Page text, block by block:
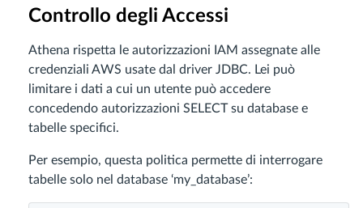
Controllo degli Accessi
Athena rispetta le autorizzazioni IAM assegnate alle
credenziali AWS usate dal driver JDBC. Lei può
limitare i dati a cui un utente può accedere
concedendo autorizzazioni SELECT su database e
tabelle specifici.
Per esempio, questa politica permette di interrogare
tabelle solo nel database ‘my_database’: